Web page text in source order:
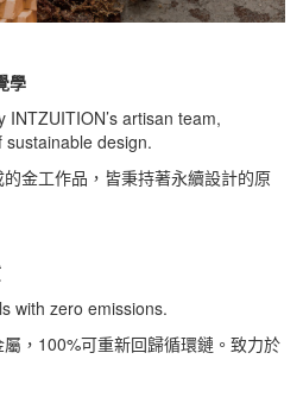
學
artisan team,
design.
金工作品，皆秉持著永續設計的原
with zero emissions.
，100%可重新回歸循環鏈。致力於